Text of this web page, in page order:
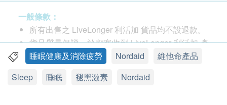
成人：睡前噴一噴於舌下或臉頰內側。 一次噴霧可提
供 1.95 毫克褪黑激素。首次使用時，按下幫浦 3-4 次
以灌注幫浦。 使用前請搖勻瓶子。 睡前在舌下或臉頰
內側噴一次。 使用後蓋上蓋子並將瓶子保持直立位
置。 如果產品長時間未使用，噴咀可能會變得堵塞。
一般條款：
所有出售之 LiveLonger 利活加 貨品均不設退款。
貨品質量保證，於顧客收到 LiveLonger 利活加 產
品當日起計，食用期應最少有12個月或以上。
如有任何爭議，發興企業有限公司 及 健康網購
睡眠健康及消除疲勞 Nordaid
維他命產品
Sleep
睡眠 褪黑激素 Nordaid